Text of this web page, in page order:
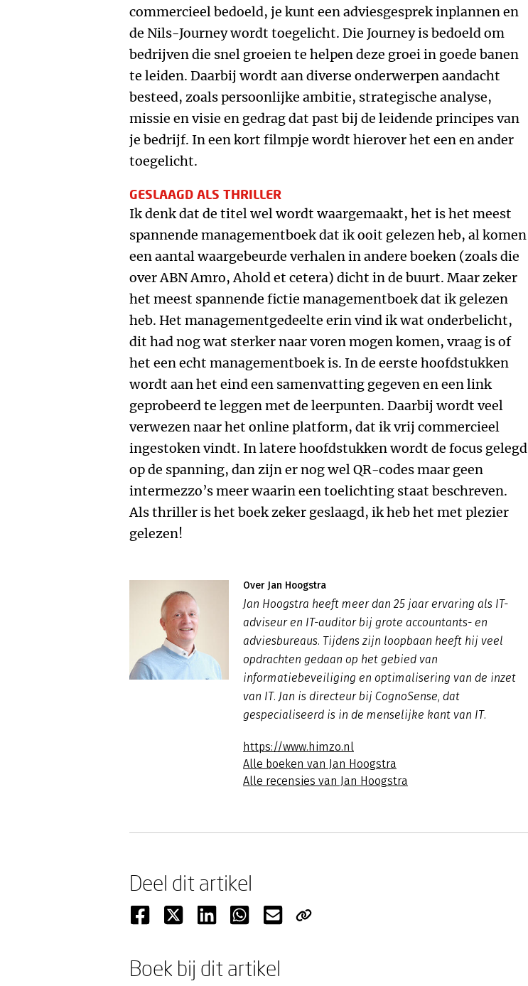
commercieel bedoeld, je kunt een adviesgesprek inplannen en
de Nils-Journey wordt toegelicht. Die Journey is bedoeld om
bedrijven die snel groeien te helpen deze groei in goede banen
te leiden. Daarbij wordt aan diverse onderwerpen aandacht
besteed, zoals persoonlijke ambitie, strategische analyse,
missie en visie en gedrag dat past bij de leidende principes van
je bedrijf. In een kort filmpje wordt hierover het een en ander
toegelicht.
GESLAAGD ALS THRILLER
Ik denk dat de titel wel wordt waargemaakt, het is het meest
spannende managementboek dat ik ooit gelezen heb, al komen
een aantal waargebeurde verhalen in andere boeken (zoals die
over ABN Amro, Ahold et cetera) dicht in de buurt. Maar zeker
het meest spannende fictie managementboek dat ik gelezen
heb. Het managementgedeelte erin vind ik wat onderbelicht,
dit had nog wat sterker naar voren mogen komen, vraag is of
het een echt managementboek is. In de eerste hoofdstukken
wordt aan het eind een samenvatting gegeven en een link
geprobeerd te leggen met de leerpunten. Daarbij wordt veel
verwezen naar het online platform, dat ik vrij commercieel
ingestoken vindt. In latere hoofdstukken wordt de focus gelegd
op de spanning, dan zijn er nog wel QR-codes maar geen
intermezzo’s meer waarin een toelichting staat beschreven.
Als thriller is het boek zeker geslaagd, ik heb het met plezier
gelezen!
Over Jan Hoogstra
Jan Hoogstra heeft meer dan 25 jaar ervaring als IT-
adviseur en IT-auditor bij grote accountants- en
adviesbureaus. Tijdens zijn loopbaan heeft hij veel
opdrachten gedaan op het gebied van
informatiebeveiliging en optimalisering van de inzet
van IT. Jan is directeur bij CognoSense, dat
gespecialiseerd is in de menselijke kant van IT.
https://www.himzo.nl
Alle boeken van Jan Hoogstra
Alle recensies van Jan Hoogstra
Deel dit artikel
Boek bij dit artikel